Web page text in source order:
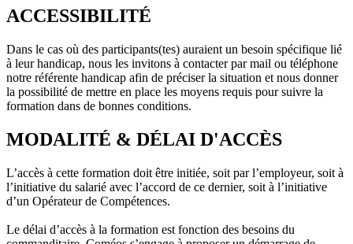
ACCESSIBILITÉ
Dans le cas où des participants(tes) auraient un besoin spécifique lié
à leur handicap, nous les invitons à contacter par mail ou téléphone
notre référente handicap afin de préciser la situation et nous donner
la possibilité de mettre en place les moyens requis pour suivre la
formation dans de bonnes conditions.
MODALITÉ & DÉLAI D'ACCÈS
L’accès à cette formation doit être initiée, soit par l’employeur, soit à
l’initiative du salarié avec l’accord de ce dernier, soit à l’initiative
d’un Opérateur de Compétences.
Le délai d’accès à la formation est fonction des besoins du